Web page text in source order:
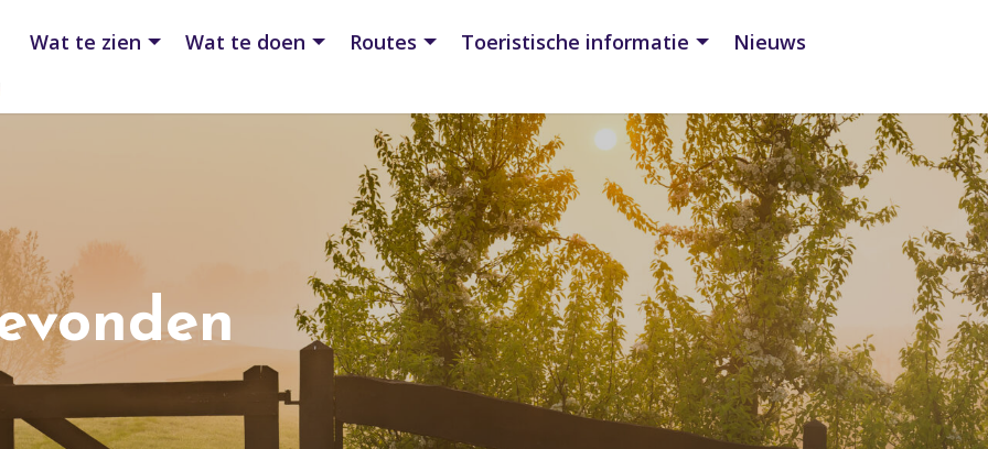
Wat te zien Wat te doen Routes Toeristische informatie Nieuws